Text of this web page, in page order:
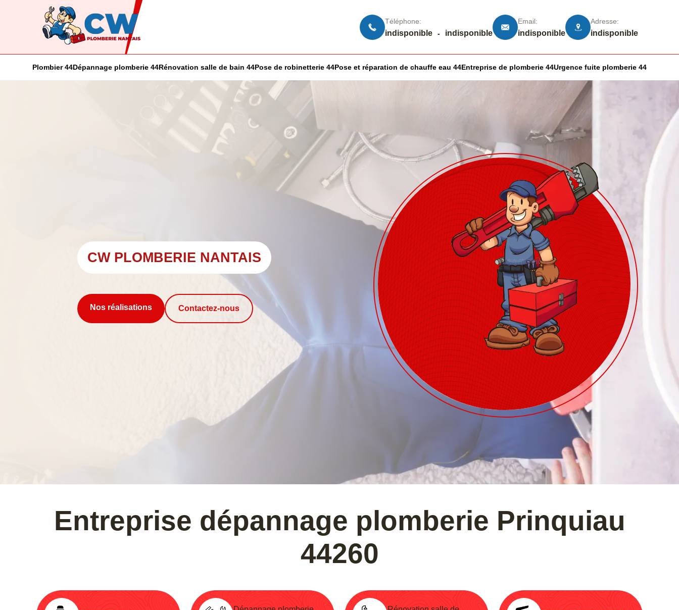
Téléphone:
indisponible - indisponible
Email:
indisponible
Adresse:
indisponible
Plombier 44Dépannage plomberie 44Rénovation salle de bain 44Pose de robinetterie 44Pose et réparation de chauffe eau 44Entreprise de plomberie 44Urgence fuite plomberie 44
CW PLOMBERIE NANTAIS
Nos réalisations Contactez-nous
Entreprise dépannage plomberie Prinquiau
44260